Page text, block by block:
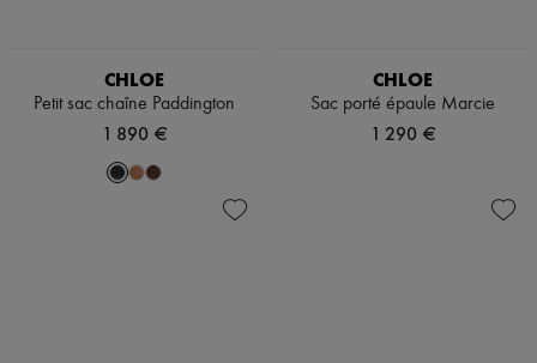
CHLOE
Petit sac chaîne Paddington
1 890 €
CHLOE
Sac porté épaule Marcie
1 290 €